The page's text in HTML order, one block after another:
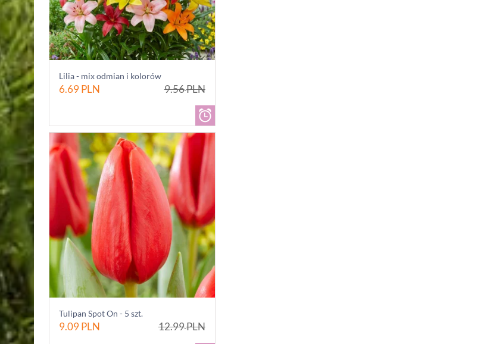
Lilia - mix odmian i kolorów
6.69PLN 9.56PLN
Tulipan Spot On - 5 szt.
9.09PLN 12.99PLN